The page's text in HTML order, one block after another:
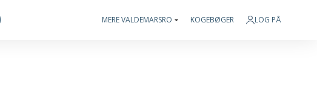
MERE VALDEMARSRO KOGEBØGER LOG PÅ